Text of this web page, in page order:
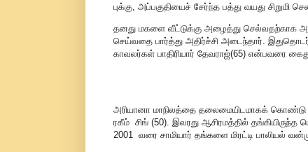
புக்கு, அப்பகுதியைச் சேர்ந்த பத்து வயது சிறுமி
தனது மகளை வீட்டுக்கு அழைத்து செல்வதற்காக
செய்வதை பார்த்து அதிர்ச்சி அடைந்தார்.
காவலர்கள் பாதிரியார் தேவராஜ்(65) என்பவரை
அரியானா மாநிலத்தை தலைமையிடமாகக் கொண்டு
ரகீம் சிங் (50). இவரது ஆசிரமத்தில் தங்கியிருந்த
2001 வரை சாமியார் தங்களை மிரட்டி பாலியல்